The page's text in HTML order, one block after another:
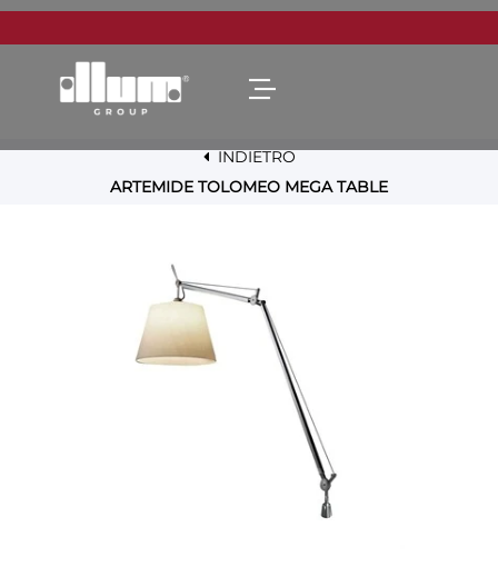
Open menu
INDIETRO
ARTEMIDE TOLOMEO MEGA TABLE